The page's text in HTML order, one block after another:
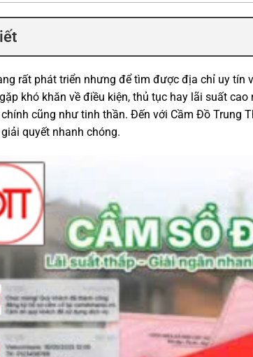
rất phát triển nhưng để tìm được địa chỉ uy tín
khó khăn về điều kiện, thủ tục hay lãi suất
cũng như tinh thần. Đến với Cầm Đồ Trung
quyết nhanh chóng.